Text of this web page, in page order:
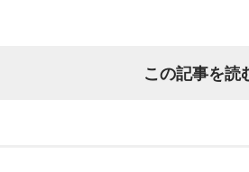
やっぱり、この世に生きている限りは
山奥の大きなダムを見学しているあな
この記事を読